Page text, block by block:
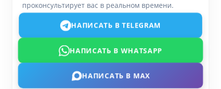
проконсультирует вас в реальном времени.
НАПИСАТЬ В TELEGRAM
НАПИСАТЬ В WHATSAPP
НАПИСАТЬ В MAX